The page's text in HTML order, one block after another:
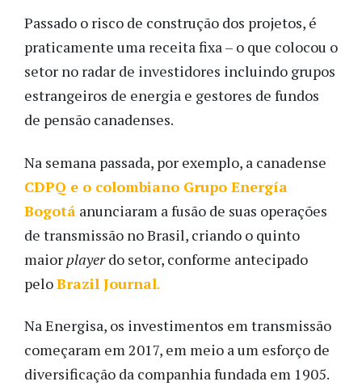
Passado o risco de construção dos projetos, é
praticamente uma receita fixa – o que colocou o
setor no radar de investidores incluindo grupos
estrangeiros de energia e gestores de fundos
de pensão canadenses.
Na semana passada, por exemplo, a canadense
CDPQ e o colombiano Grupo Energía
Bogotá anunciaram a fusão de suas operações
de transmissão no Brasil, criando o quinto
maior playerdo setor, conforme antecipado
peloBrazil Journal.
Na Energisa, os investimentos em transmissão
começaram em 2017, em meio a um esforço de
diversificação da companhia fundada em 1905.